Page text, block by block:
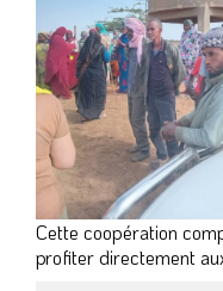
Cette coopération
profiter directement